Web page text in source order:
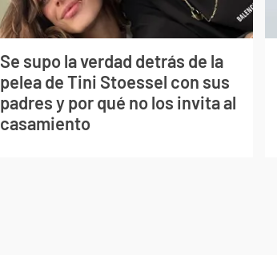
Se supo la verdad detrás de la
pelea de Tini Stoessel con sus
padres y por qué no los invita al
casamiento